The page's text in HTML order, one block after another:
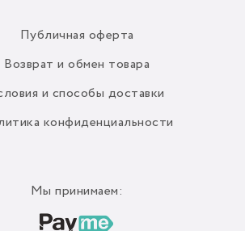
Публичная оферта
Возврат и обмен товара
и способы доставки
конфиденциальности
Мы принимаем: